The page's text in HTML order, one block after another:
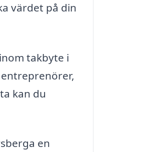
värdet på din
takbyte i
kan du
en